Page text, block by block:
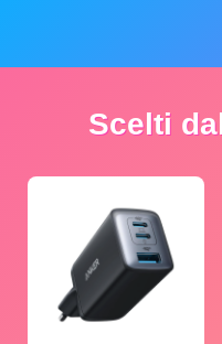
Scelti